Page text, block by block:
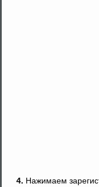
4. Нажимаем